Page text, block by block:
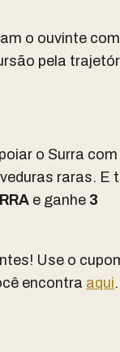
o ouvinte com
pela
o Surra com
raras. E
e ganhe 3
Use o
encontra aqui.